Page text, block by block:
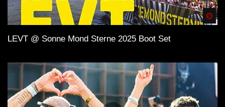
LEVT @ Sonne Mond Sterne 2025 Boot Set